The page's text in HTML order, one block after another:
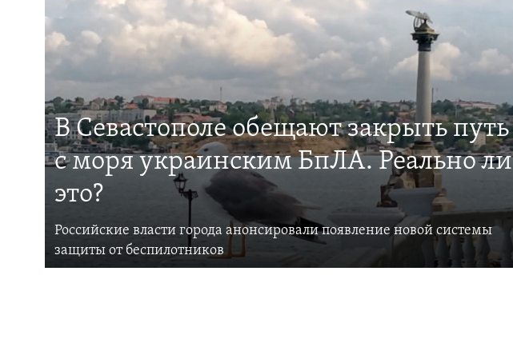
В Севастополе обещают закрыть путь
с моря украинским БпЛА. Реально ли
это?
Российские власти города анонсировали появление новой системы
защиты от беспилотников